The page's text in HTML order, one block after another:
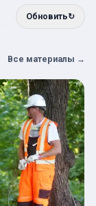
Обновить↻
Все материалы →